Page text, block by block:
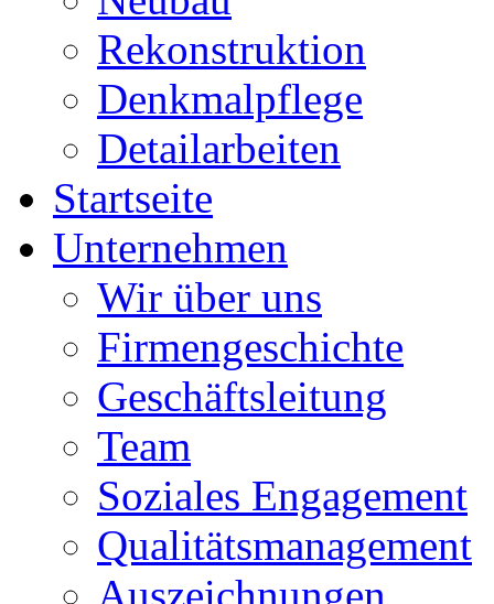
Rekonstruktion
Denkmalpflege
Detailarbeiten
Startseite
Unternehmen
Wir über uns
Firmengeschichte
Geschäftsleitung
Team
Soziales Engagement
Qualitätsmanagement